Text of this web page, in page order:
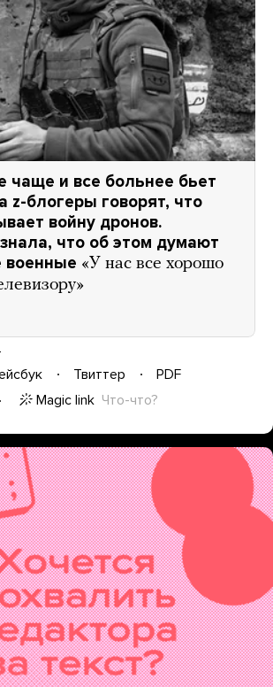
чаще и все больнее бьет
z-блогеры говорят, что
войну дронов.
что об этом думают
военные «У нас все хорошо
Твиттер
PDF
Magic link Что-что?